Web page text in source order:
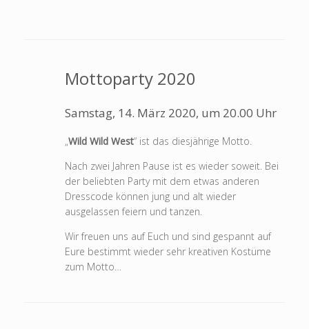
Mottoparty 2020
Samstag, 14. März 2020, um 20.00 Uhr
„Wild Wild West“ ist das diesjährige Motto.
Nach zwei Jahren Pause ist es wieder soweit. Bei
der beliebten Party mit dem etwas anderen
Dresscode können jung und alt wieder
ausgelassen feiern und tanzen.
Wir freuen uns auf Euch und sind gespannt auf
Eure bestimmt wieder sehr kreativen Kostüme
zum Motto…